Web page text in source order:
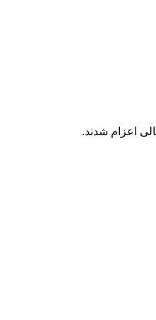
اعزام شدند.